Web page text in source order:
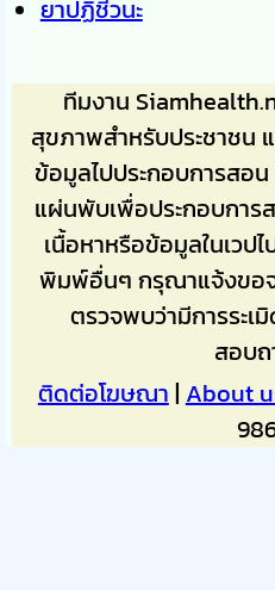
ยาปฏิชีวนะ
ทีมงาน
สุขภาพสำหรับประชาชน
ข้อมูลไปประกอบการสอ
แผ่นพับเพื่อประกอบกา
เนื้อหาหรือข้อมูลในเวป
พิมพ์อื่นๆ กรุณาแจ้งขอ
ตรวจพบว่ามีการระเ
สอบ
ติดต่อโฆษณา | About